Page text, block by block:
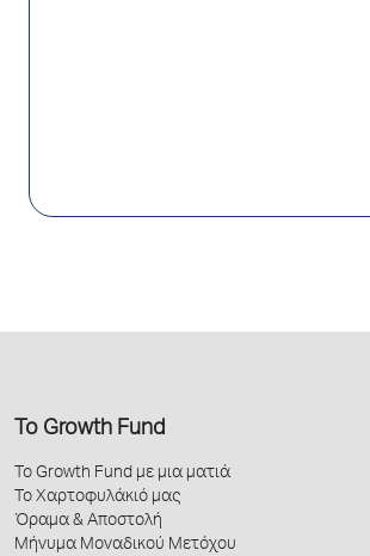
Το Growth Fund
Το Growth Fund με μια ματιά
Το Χαρτοφυλάκιό μας
Όραμα & Αποστολή
Μήνυμα Μοναδικού Μετόχου